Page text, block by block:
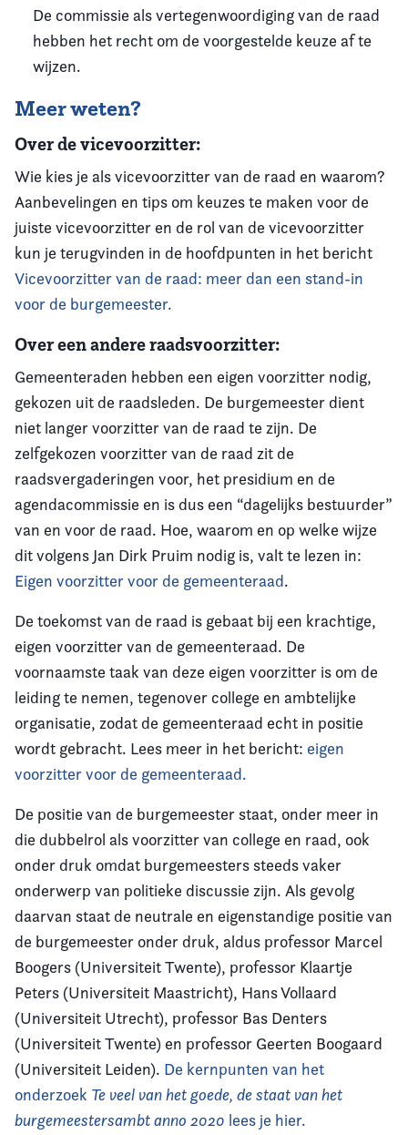
De commissie als vertegenwoordiging van de raad
hebben het recht om de voorgestelde keuze af te
wijzen.
Meer weten?
Over de vicevoorzitter:
Wie kies je als vicevoorzitter van de raad en waarom?
Aanbevelingen en tips om keuzes te maken voor de
juiste vicevoorzitter en de rol van de vicevoorzitter
kun je terugvinden in de hoofdpunten in het bericht
Vicevoorzitter van de raad: meer dan een stand-in
voor de burgemeester.
Over een andere raadsvoorzitter:
Gemeenteraden hebben een eigen voorzitter nodig,
gekozen uit de raadsleden. De burgemeester dient
niet langer voorzitter van de raad te zijn. De
zelfgekozen voorzitter van de raad zit de
raadsvergaderingen voor, het presidium en de
agendacommissie en is dus een “dagelijks bestuurder”
van en voor de raad. Hoe, waarom en op welke wijze
dit volgens Jan Dirk Pruim nodig is, valt te lezen in:
Eigen voorzitter voor de gemeenteraad.
De toekomst van de raad is gebaat bij een krachtige,
eigen voorzitter van de gemeenteraad. De
voornaamste taak van deze eigen voorzitter is om de
leiding te nemen, tegenover college en ambtelijke
organisatie, zodat de gemeenteraad echt in positie
wordt gebracht. Lees meer in het bericht: eigen
voorzitter voor de gemeenteraad.
De positie van de burgemeester staat, onder meer in
die dubbelrol als voorzitter van college en raad, ook
onder druk omdat burgemeesters steeds vaker
onderwerp van politieke discussie zijn. Als gevolg
daarvan staat de neutrale en eigenstandige positie van
de burgemeester onder druk, aldus professor Marcel
Boogers (Universiteit Twente), professor Klaartje
Peters (Universiteit Maastricht), Hans Vollaard
(Universiteit Utrecht), professor Bas Denters
(Universiteit Twente) en professor Geerten Boogaard
(Universiteit Leiden). De kernpunten van het
onderzoek Te veel van het goede, de staat van het
burgemeestersambt anno 2020 lees je hier.